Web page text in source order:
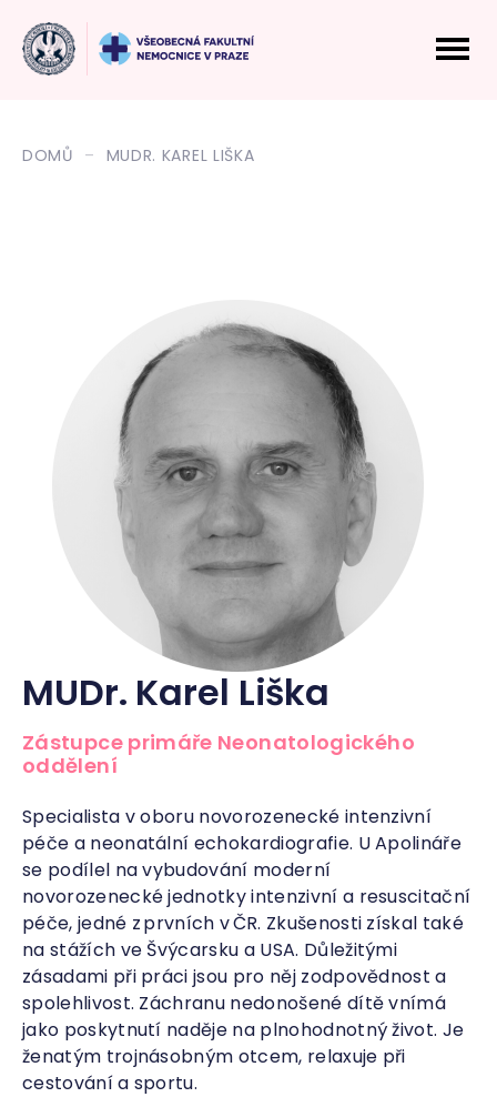
DOMŮ MUDR. KAREL LIŠKA
MUDr. Karel Liška
Zástupce primáře Neonatologického
oddělení
Specialista v oboru novorozenecké intenzivní
péče a neonatální echokardiografie. U Apolináře
se podílel na vybudování moderní
novorozenecké jednotky intenzivní a resuscitační
péče, jedné z prvních v ČR. Zkušenosti získal také
na stážích ve Švýcarsku a USA. Důležitými
zásadami při práci jsou pro něj zodpovědnost a
spolehlivost. Záchranu nedonošené dítě vnímá
jako poskytnutí naděje na plnohodnotný život. Je
ženatým trojnásobným otcem, relaxuje při
cestování a sportu.